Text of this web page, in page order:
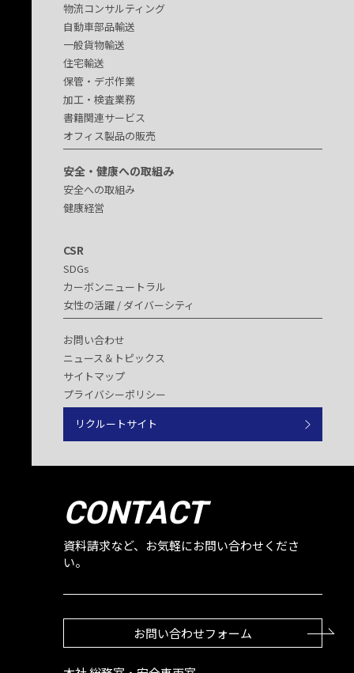
物流コンサルティング
自動車部品輸送
一般貨物輸送
住宅輸送
保管・デポ作業
加工・検査業務
書籍関連サービス
オフィス製品の販売
安全・健康への取組み
安全への取組み
健康経営
CSR
SDGs
カーボンニュートラル
女性の活躍 / ダイバーシティ
お問い合わせ
ニュース＆トピックス
サイトマップ
プライバシーポリシー
リクルートサイト
CONTACT
資料請求など、お気軽にお問い合わせくださ
い。
お問い合わせフォーム